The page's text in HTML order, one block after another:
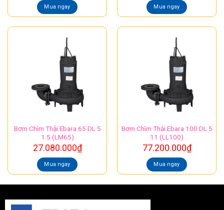
Mua ngay Mua ngay
Bơm Chìm Thải Ebara 65 DL 5
1.5 (LM65)
27.080.000₫
Mua ngay
Bơm Chìm Thải Ebara 100 DL 5
11 (LL100)
77.200.000₫
Mua ngay